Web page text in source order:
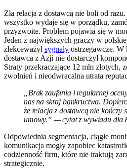
Zła relacja z dostawcą nie boli od
wszystko wydaje się w porządku,
przyzwoite. Problem pojawia się w
Jeden z największych graczy w
zlekceważyłsygnały ostrzegawcze.
dostawca z Azji nie dostarczył
Straty przekraczające 12 mln złotych,
zwolnień i nieodwracalna utrata
„Brak zaufania i regularnej
nas na skraj bankructwa.
że relacja z dostawcą nie kończy
umowy.” — cytat z wywiadu dla
Odpowiednia segmentacja, ciągłe
komunikacja mogły zapobiec
codzienność firm, które nie traktują
strategicznie.